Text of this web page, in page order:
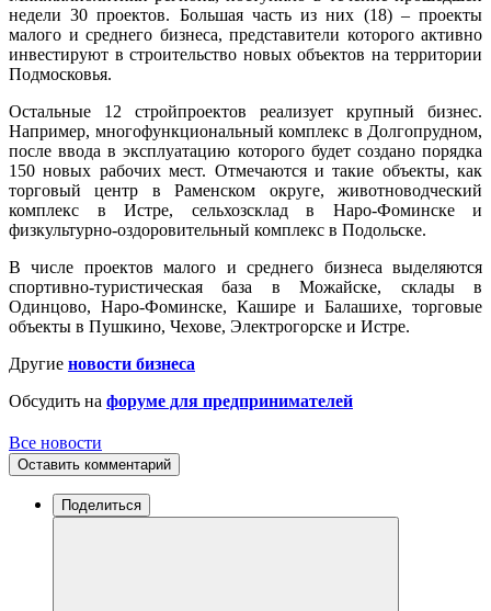
недели 30 проектов. Большая часть из них (18) – проекты
малого и среднего бизнеса, представители которого активно
инвестируют в строительство новых объектов на территории
Подмосковья.
Остальные 12 стройпроектов реализует крупный бизнес.
Например, многофункциональный комплекс в Долгопрудном,
после ввода в эксплуатацию которого будет создано порядка
150 новых рабочих мест. Отмечаются и такие объекты, как
торговый центр в Раменском округе, животноводческий
комплекс в Истре, сельхозсклад в Наро-Фоминске и
физкультурно-оздоровительный комплекс в Подольске.
В числе проектов малого и среднего бизнеса выделяются
спортивно-туристическая база в Можайске, склады в
Одинцово, Наро-Фоминске, Кашире и Балашихе, торговые
объекты в Пушкино, Чехове, Электрогорске и Истре.
Другие новости бизнеса
Обсудить на форуме для предпринимателей
Все новости
Оставить комментарий
Поделиться